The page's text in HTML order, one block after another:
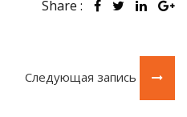
Share :
Следующая запись